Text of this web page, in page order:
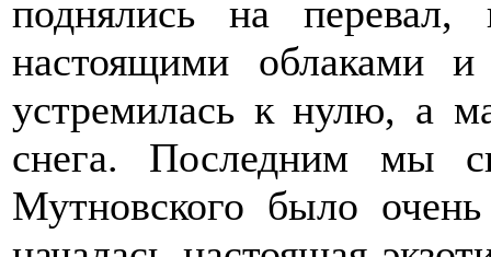
поднялись на перевал,
настоящими облаками
устремилась к нулю, а
снега. Последним мы
Мутновского было